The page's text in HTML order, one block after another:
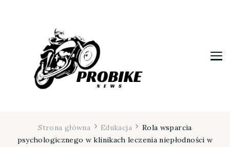
Strona główna Edukacja
Rola wsparcia
psychologicznego w klinikach leczenia niepłodności w